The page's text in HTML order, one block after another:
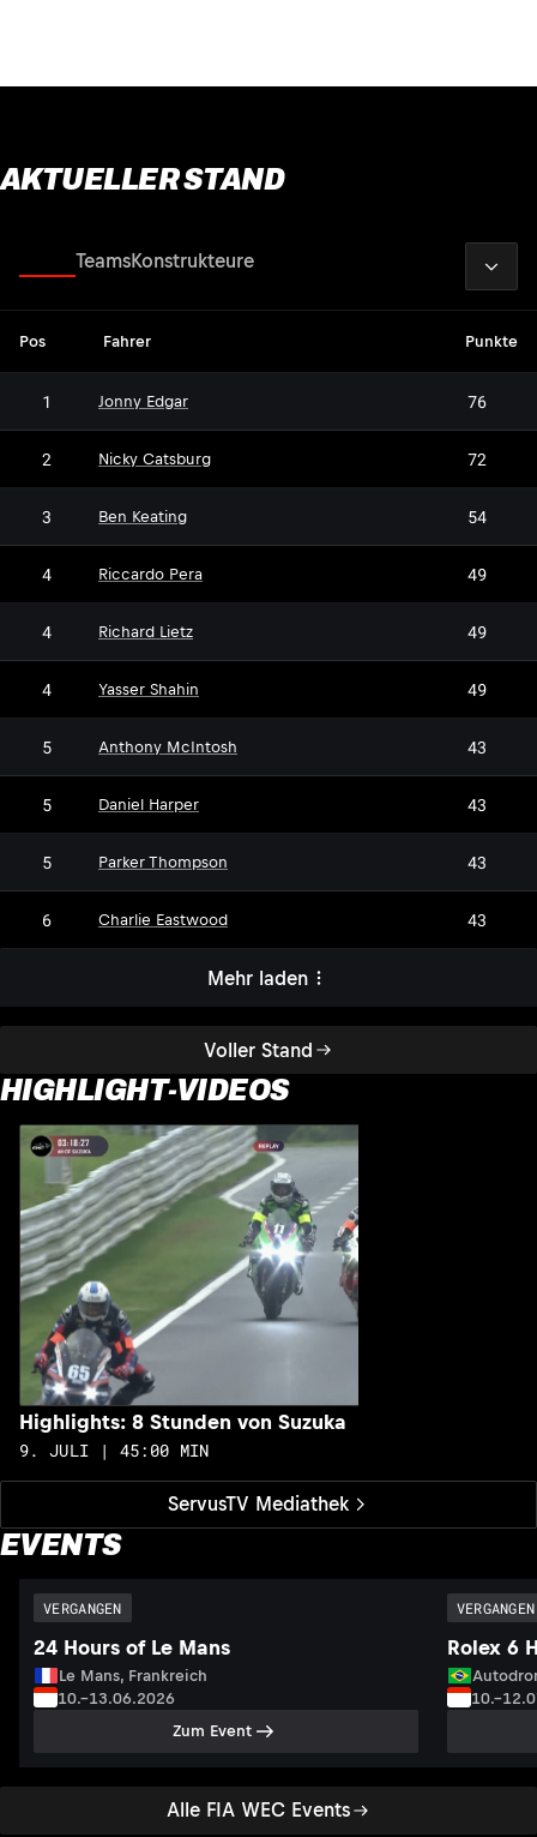
AKTUELLER STAND
Voller Stand
TeamsKonstrukteure
Pos Fahrer Punkte
1 Jonny Edgar 76
2 Nicky Catsburg 72
3 Ben Keating 54
4 Riccardo Pera 49
4 Richard Lietz 49
4 Yasser Shahin 49
5 Anthony McIntosh 43
5 Daniel Harper 43
5 Parker Thompson 43
6 Charlie Eastwood 43
Mehr laden
HIGHLIGHT-VIDEOS
ServusTV Mediathek
Highlights: 8 Stunden von Suzuka
9. JULI | 45:00 MIN
EVENTS
Alle FIA WEC Events
VERGANGEN
24 Hours of Le Mans
Le Mans, Frankreich
10.–13.06.2026
Zum Event
VERGANGEN
Rolex 6